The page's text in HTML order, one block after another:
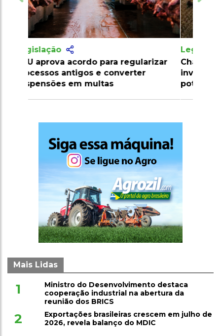
Legislação
Chaco Paraguaio se torna foco de
investimentos e pode ser nova
potência agrícola
Mais Lidas
1
Ministro do Desenvolvimento destaca
cooperação industrial na abertura da
reunião dos BRICS
2
Exportações brasileiras crescem em julho de
2026, revela balanço do MDIC